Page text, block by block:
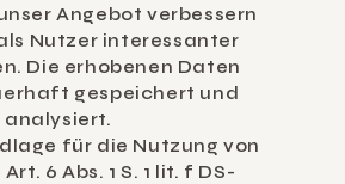
Angebot verbessern
Nutzer interessanter
Die erhobenen Daten
gespeichert und
analysiert.
für die Nutzung von
6 Abs. 1 S. 1 lit. f DS-